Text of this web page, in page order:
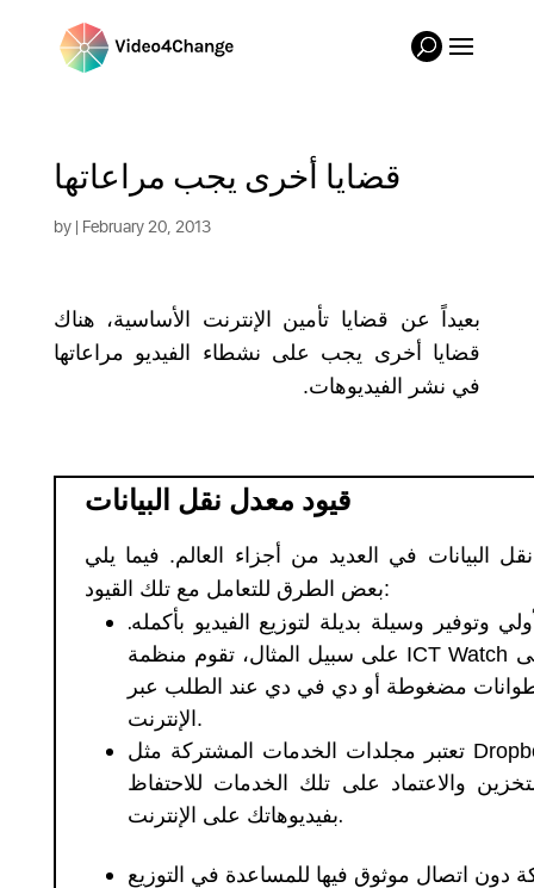
قضايا أخرى يجب مراعاتها
by| February 20, 2013
بعيداً عن قضايا تأمين الإنترنت الأساسية، هناك
قضايا أخرى يجب على نشطاء الفيديو مراعاتها
في نشر الفيديوهات.
قيود معدل نقل البيانات
البيانات في العديد من أجزاء العالم. فيما يلي
بعض الطرق للتعامل مع تلك القيود:
وتوفير وسيلة بديلة لتوزيع الفيديو بأكمله.
ICT Watch
مضغوطة أو دي في دي عند الطلب عبر
الإنترنت .
والاعتماد على تلك الخدمات للاحتفاظ
بفيديوهاتك على الإنترنت.
دون اتصال موثوق فيها للمساعدة في التوزيع